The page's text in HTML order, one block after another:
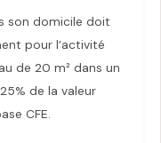
son domicile doit
pour l’activité
de 20 m² dans un
de la valeur
CFE.